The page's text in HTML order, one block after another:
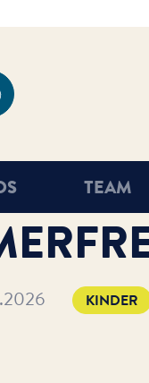
Academy
TEAM
KINDER